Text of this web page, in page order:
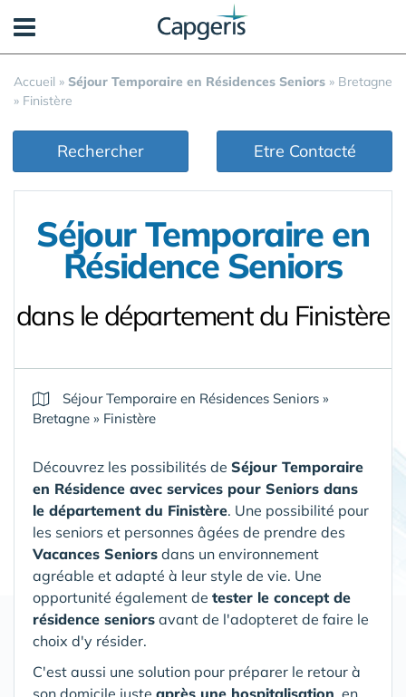
Accueil » Séjour Temporaire en Résidences Seniors » Bretagne
» Finistère
Rechercher Etre Contacté
Séjour Temporaire en
Résidence Seniors
dans le département du Finistère
Séjour Temporaire en Résidences Seniors »
Bretagne » Finistère
Découvrez les possibilités de Séjour Temporaire
en Résidence avec services pour Seniors dans
le département du Finistère. Une possibilité pour
les seniors et personnes âgées de prendre des
Vacances Seniors dans un environnement
agréable et adapté à leur style de vie. Une
opportunité également de tester le concept de
résidence seniors avant de l'adopteret de faire le
choix d'y résider.
C'est aussi une solution pour préparer le retour à
son domicile juste après une hospitalisation, en